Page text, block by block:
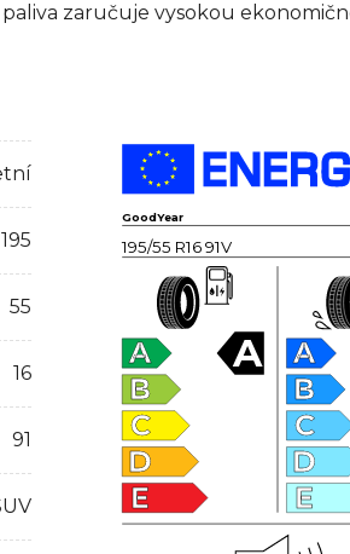
zaručuje vysokou
195
55
16
91
GoodYear
195/55 R16 91V
A
B
C
D
E
A A
B
C
D
E